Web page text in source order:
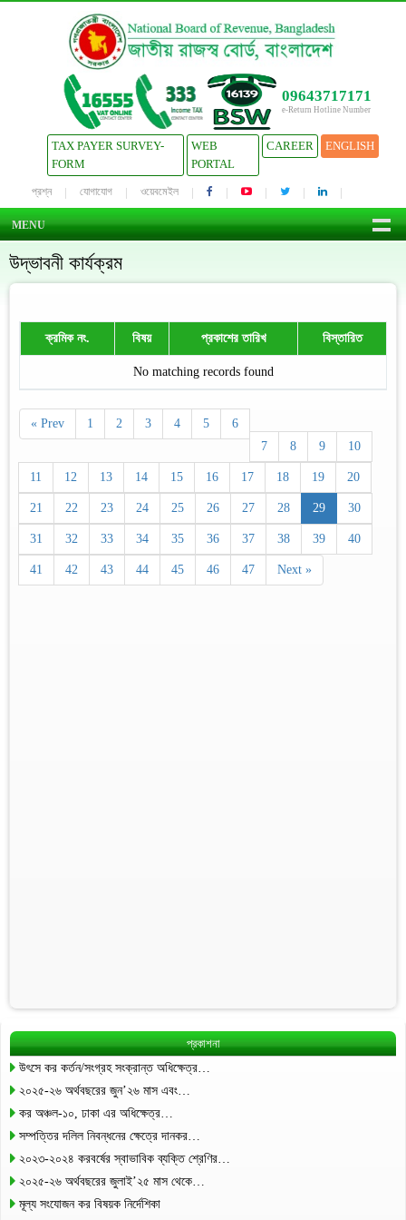
09643717171
e-Return Hotline Number
TAX PAYER SURVEY-
FORM
WEB
PORTAL
CAREER ENGLISH
প্রশ্ন যোগাযোগ ওয়েবমেইল
MENU
উদ্ভাবনী কার্যক্রম
ক্রমিক নং. বিষয় প্রকাশের তারিখ বিস্তারিত
No matching records found
« Prev 1 2 3 4 5
6
7
8 9 10
11 12 13 14 15 16 17 18 19 20
21 22 23 24 25 26 27 28 29 30
31 32 33 34 35 36 37 38 39 40
41 42 43 44 45 46 47 Next »
প্রকাশনা
উৎসে কর কর্তন/সংগ্রহ সংক্রান্ত অধিক্ষেত্র…
২০২৫-২৬ অর্থবছরের জুন’২৬ মাস এবং…
কর অঞ্চল-১০, ঢাকা এর অধিক্ষেত্র…
সম্পত্তির দলিল নিবন্ধনের ক্ষেত্রে দানকর…
২০২৩-২০২৪ করবর্ষের স্বাভাবিক ব্যক্তি শ্রেণির…
২০২৫-২৬ অর্থবছরের জুলাই’২৫ মাস থেকে…
মূল্য সংযোজন কর বিষয়ক নির্দেশিকা